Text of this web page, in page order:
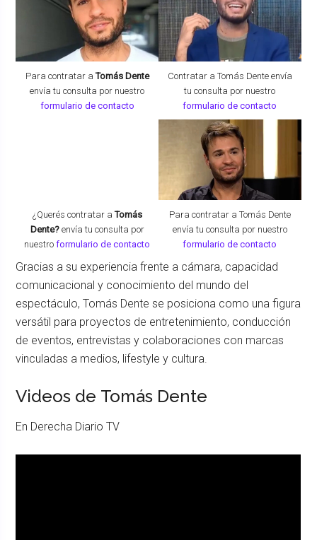
Para contratar aTomás Dente
envía tu consulta por nuestro
formulario de contacto
Contratar a Tomás Dente envía
tu consulta por nuestro
formulario de contacto
¿Querés contratar aTomás
Dente?envía tu consulta por
nuestroformulario de contacto
Para contratar a Tomás Dente
envía tu consulta por nuestro
formulario de contacto
Gracias a su experiencia frente a cámara, capacidad
comunicacional y conocimiento del mundo del
espectáculo, Tomás Dente se posiciona como una figura
versátil para proyectos de entretenimiento, conducción
de eventos, entrevistas y colaboraciones con marcas
vinculadas a medios, lifestyle y cultura.
Videos de Tomás Dente
En Derecha Diario TV